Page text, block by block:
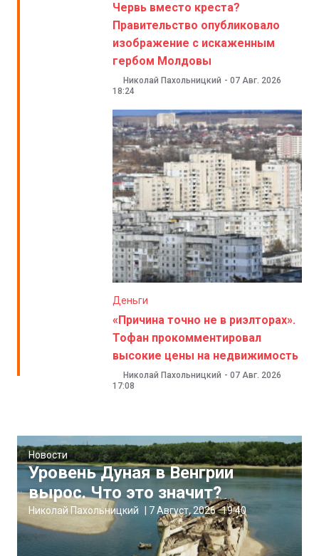
Червь вместо креста?
Правительство опубликовало
изображение с искаженным
гербом Молдовы
Николай Пахольницкий - 07 Авг. 2026
18:24
Деньги
«Причина точно не в риэлторах».
Тофан прокомментировал
высокие цены на недвижимость
Николай Пахольницкий - 07 Авг. 2026
17:08
Новости
Уровень Дуная в Венгрии
вырос. Что это значит?
Николай Пахольницкий 7 Август, 2026 19:40